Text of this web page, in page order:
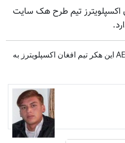
تیم طرح هک سایت
نشر کامل گفتگو با AET CREW این هکر تیم افغان اکسپلویترز به